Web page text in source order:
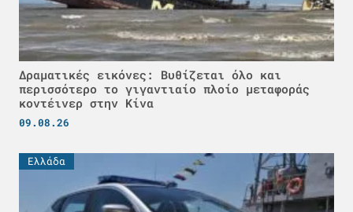
Δραματικές εικόνες: Βυθίζεται όλο και
περισσότερο το γιγαντιαίο πλοίο μεταφοράς
κοντέινερ στην Κίνα
09.08.26
Ελλάδα